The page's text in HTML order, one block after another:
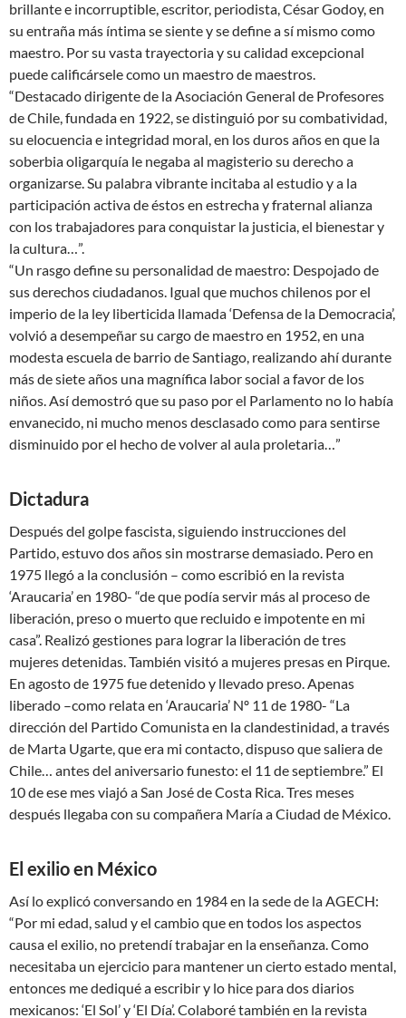
brillante e incorruptible, escritor, periodista, César Godoy, en
su entraña más íntima se siente y se define a sí mismo como
maestro. Por su vasta trayectoria y su calidad excepcional
puede calificársele como un maestro de maestros.
“Destacado dirigente de la Asociación General de Profesores
de Chile, fundada en 1922, se distinguió por su combatividad,
su elocuencia e integridad moral, en los duros años en que la
soberbia oligarquía le negaba al magisterio su derecho a
organizarse. Su palabra vibrante incitaba al estudio y a la
participación activa de éstos en estrecha y fraternal alianza
con los trabajadores para conquistar la justicia, el bienestar y
la cultura…”.
“Un rasgo define su personalidad de maestro: Despojado de
sus derechos ciudadanos. Igual que muchos chilenos por el
imperio de la ley liberticida llamada ‘Defensa de la Democracia’,
volvió a desempeñar su cargo de maestro en 1952, en una
modesta escuela de barrio de Santiago, realizando ahí durante
más de siete años una magnífica labor social a favor de los
niños. Así demostró que su paso por el Parlamento no lo había
envanecido, ni mucho menos desclasado como para sentirse
disminuido por el hecho de volver al aula proletaria…”
Dictadura
Después del golpe fascista, siguiendo instrucciones del
Partido, estuvo dos años sin mostrarse demasiado. Pero en
1975 llegó a la conclusión – como escribió en la revista
‘Araucaria’ en 1980- “de que podía servir más al proceso de
liberación, preso o muerto que recluido e impotente en mi
casa”. Realizó gestiones para lograr la liberación de tres
mujeres detenidas. También visitó a mujeres presas en Pirque.
En agosto de 1975 fue detenido y llevado preso. Apenas
liberado –como relata en ‘Araucaria’ Nº 11 de 1980- “La
dirección del Partido Comunista en la clandestinidad, a través
de Marta Ugarte, que era mi contacto, dispuso que saliera de
Chile… antes del aniversario funesto: el 11 de septiembre.” El
10 de ese mes viajó a San José de Costa Rica. Tres meses
después llegaba con su compañera María a Ciudad de México.
El exilio en México
Así lo explicó conversando en 1984 en la sede de la AGECH:
“Por mi edad, salud y el cambio que en todos los aspectos
causa el exilio, no pretendí trabajar en la enseñanza. Como
necesitaba un ejercicio para mantener un cierto estado mental,
entonces me dediqué a escribir y lo hice para dos diarios
mexicanos: ‘El Sol’ y ‘El Día’. Colaboré también en la revista